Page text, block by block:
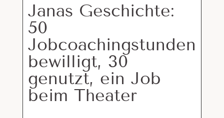
Janas Geschichte:
50
Jobcoachingstunden
bewilligt, 30
genutzt, ein Job
beim Theater